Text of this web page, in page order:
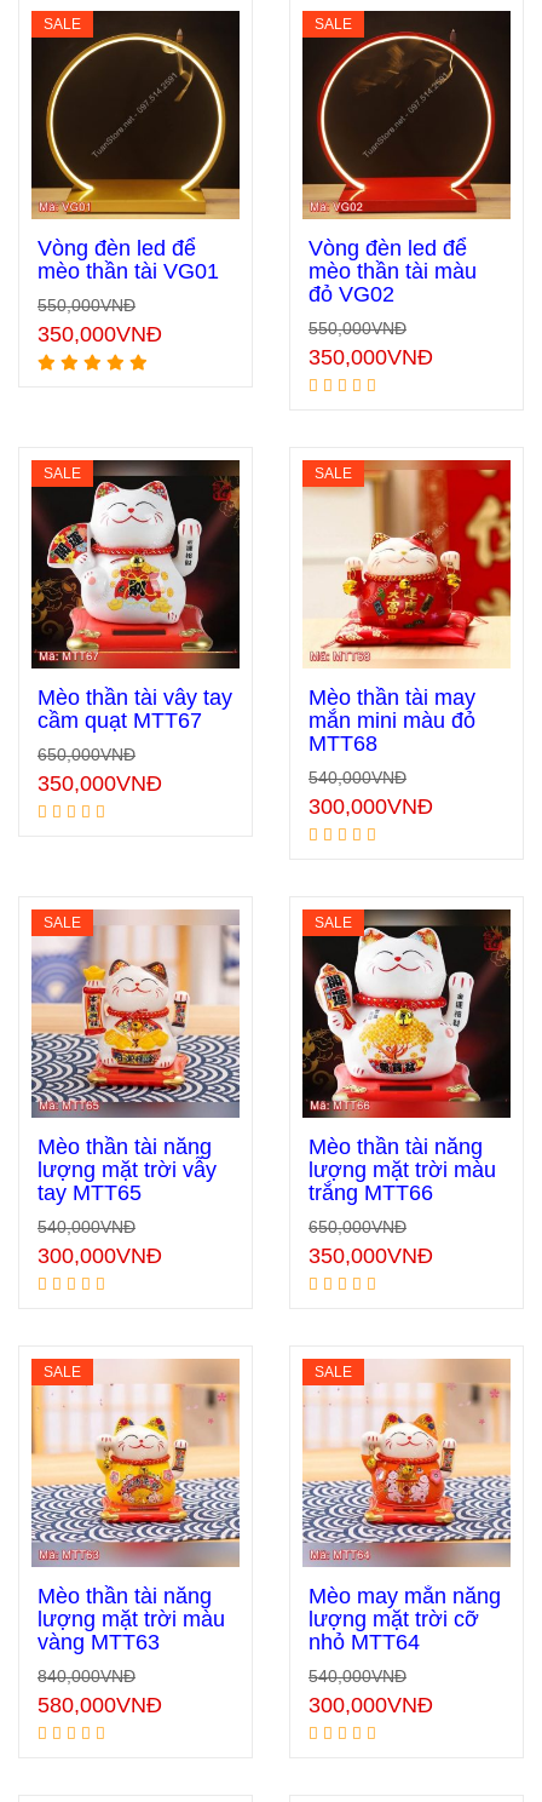
SALE
Vòng đèn led để
mèo thần tài màu
đỏ VG02
550,000VNĐ
350,000VNĐ
SALE
Thêm vào giỏ hàng
Vòng đèn led để
mèo thần tài VG01
550,000VNĐ
350,000VNĐ
SALE
Mèo thần tài may
mắn mini màu đỏ
MTT68
540,000VNĐ
300,000VNĐ
SALE
Thêm vào giỏ hàng
Mèo thần tài vẫy tay
cầm quạt MTT67
650,000VNĐ
350,000VNĐ
SALE
Thêm vào giỏ hàng
Mèo thần tài năng
lượng mặt trời màu
trắng MTT66
650,000VNĐ
350,000VNĐ
SALE
Mèo thần tài năng
lượng mặt trời vẫy
tay MTT65
540,000VNĐ
300,000VNĐ
SALE
Mèo may mắn năng
lượng mặt trời cỡ
nhỏ MTT64
540,000VNĐ
300,000VNĐ
SALE
Thêm vào giỏ hàng
Mèo thần tài năng
lượng mặt trời màu
vàng MTT63
840,000VNĐ
580,000VNĐ